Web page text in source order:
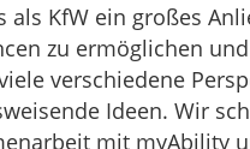
KfW ein großes
zu ermöglichen
verschiedene
Ideen. Wir
mit myAbility